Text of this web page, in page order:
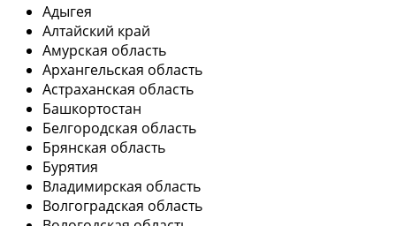
Адыгея
Алтайский край
Амурская область
Архангельская область
Астраханская область
Башкортостан
Белгородская область
Брянская область
Бурятия
Владимирская область
Волгоградская область